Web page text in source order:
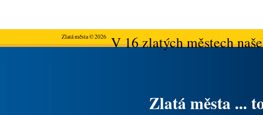
Zlatá města © 2026V 16 zlatých městech
Zlatá města ...